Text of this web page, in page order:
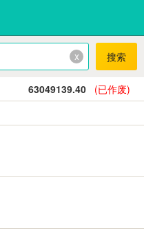
x 搜索
63049139.40
(已作废)